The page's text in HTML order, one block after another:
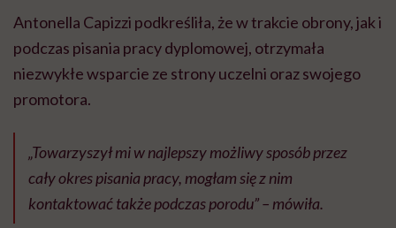
Antonella Capizzi podkreśliła, że w trakcie obrony, jak i
podczas pisania pracy dyplomowej, otrzymała
niezwykłe wsparcie ze strony uczelni oraz swojego
promotora.
„Towarzyszył mi w najlepszy możliwy sposób przez
cały okres pisania pracy, mogłam się z nim
kontaktować także podczas porodu” – mówiła.